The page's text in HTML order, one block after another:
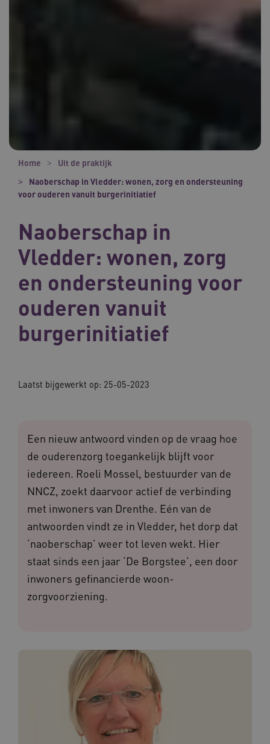
Home
Uit de praktijk
Naoberschap in Vledder: wonen, zorg en ondersteuning
voor ouderen vanuit burgerinitiatief
Naoberschap in
Vledder: wonen, zorg
en ondersteuning voor
ouderen vanuit
burgerinitiatief
Laatst bijgewerkt op: 25-05-2023
Een nieuw antwoord vinden op de vraag hoe
de ouderenzorg toegankelijk blijft voor
iedereen. Roeli Mossel, bestuurder van de
NNCZ, zoekt daarvoor actief de verbinding
met inwoners van Drenthe. Eén van de
antwoorden vindt ze in Vledder, het dorp dat
‘naoberschap’ weer tot leven wekt. Hier
staat sinds een jaar ‘De Borgstee’, een door
inwoners gefinancierde woon-
zorgvoorziening.